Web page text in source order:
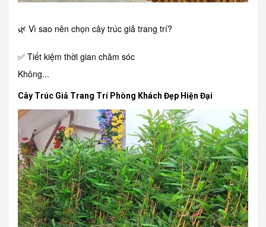
🌿 Vì sao nên chọn cây trúc giả trang trí?
✅ Tiết kiệm thời gian chăm sóc
Không...
Cây Trúc Giả Trang Trí Phòng Khách Đẹp Hiện Đại